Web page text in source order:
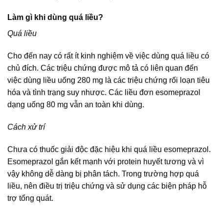
Làm gì khi dùng quá liều?
Quá liều
Cho đến nay có rất ít kinh nghiệm về việc dùng quá liều có
chủ đích. Các triệu chứng được mô tả có liên quan đến
việc dùng liều uống 280 mg là các triệu chứng rối loạn tiêu
hóa và tình trạng suy nhược. Các liều đơn esomeprazol
dạng uống 80 mg vẫn an toàn khi dùng.
Cách xử trí
Chưa có thuốc giải độc đặc hiệu khi quá liều esomeprazol.
Esomeprazol gắn kết mạnh với protein huyết tương và vì
vậy không dễ dàng bị phân tách. Trong trường hợp quá
liều, nên điều trị triệu chứng và sử dụng các biện pháp hỗ
trợ tổng quát.